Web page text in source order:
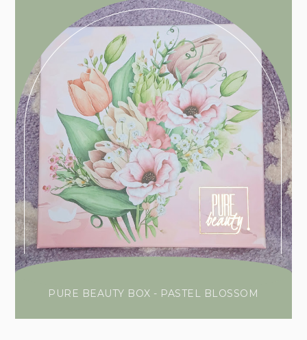
PURE BEAUTY BOX - PASTEL BLOSSOM